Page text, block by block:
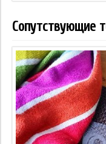
Сопутствующие